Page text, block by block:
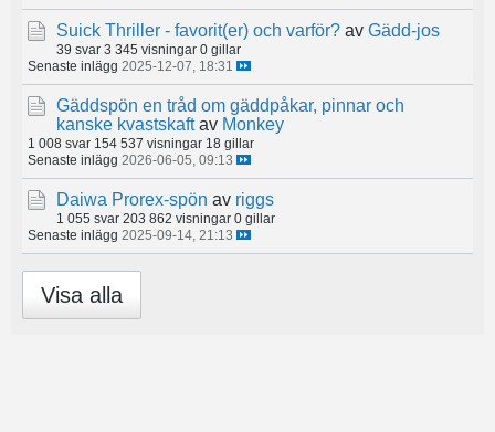
Suick Thriller - favorit(er) och varför? av Gädd-jos
39 svar 3 345 visningar 0 gillar
Senaste inlägg 2025-12-07, 18:31
Gäddspön en tråd om gäddpåkar, pinnar och
kanske kvastskaft av Monkey
1 008 svar 154 537 visningar 18 gillar
Senaste inlägg 2026-06-05, 09:13
Daiwa Prorex-spön av riggs
1 055 svar 203 862 visningar 0 gillar
Senaste inlägg 2025-09-14, 21:13
Visa alla